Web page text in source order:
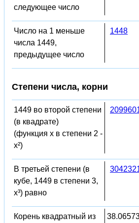
следующее число
Число на 1 меньше
числа 1449,
предыдущее число
1448
Степени числа, корни
1449 во второй степени
(в квадрате)
(функция x в степени 2 -
x²)
В третьей степени (в
кубе, 1449 в степени 3,
x³) равно
Корень квадратный из